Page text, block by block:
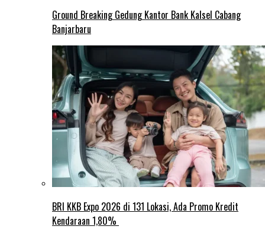
Ground Breaking Gedung Kantor Bank Kalsel Cabang
Banjarbaru
BRI KKB Expo 2026 di 131 Lokasi, Ada Promo Kredit
Kendaraan 1,80%